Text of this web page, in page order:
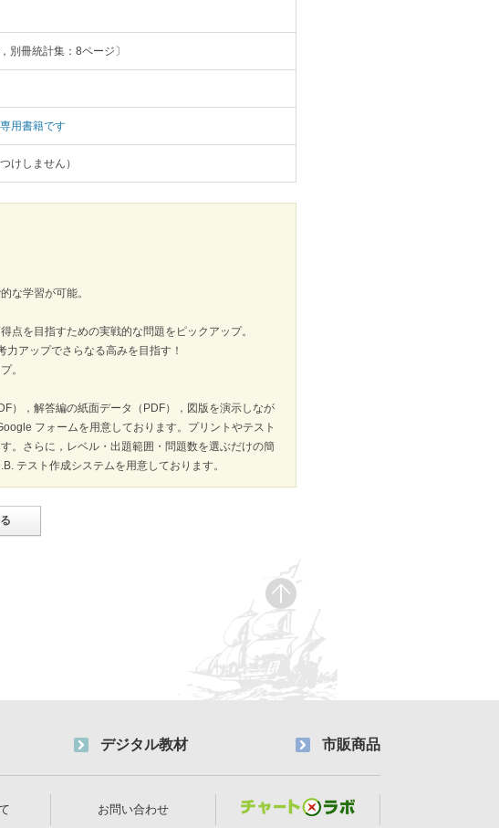
別冊統計集：8ページ〕
用書籍です
けしません）
な学習が可能。
点を目指すための実戦的な問題をピックアップ。
アップでさらなる高みを目指す！
。
），解答編の紙面データ（PDF），図版を演示しなが
フォームを用意しております。プリントやテスト
。さらに，レベル・出題範囲・問題数を選ぶだけの簡
テスト作成システムを用意しております。
デジタル教材 市販商品
お問い合わせ